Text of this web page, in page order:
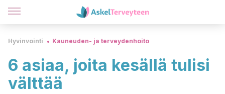
Hyvinvointi Kauneuden- ja terveydenhoito
6 asiaa, joita kesällä tulisi
välttää